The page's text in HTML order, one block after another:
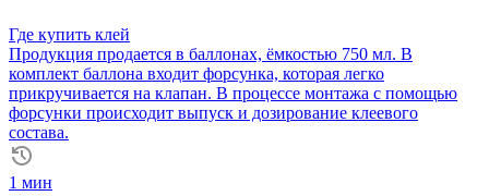
стеклохолст)
Где купить клей
Продукция продается в баллонах, ёмкостью 750 мл. В
комплект баллона входит форсунка, которая легко
прикручивается на клапан. В процессе монтажа с помощью
форсунки происходит выпуск и дозирование клеевого
состава.
1 мин